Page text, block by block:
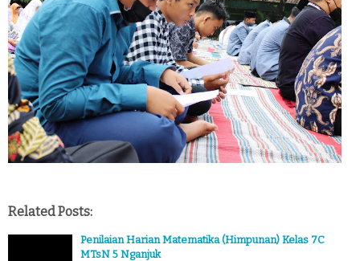
Related Posts:
Penilaian Harian Matematika (Himpunan) Kelas 7C
MTsN 5 Nganjuk